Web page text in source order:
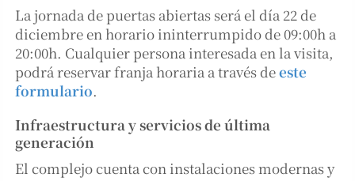
La jornada de puertas abiertas será el día 22 de
diciembre en horario ininterrumpido de 09:00h a
20:00h. Cualquier persona interesada en la visita,
podrá reservar franja horaria a través deeste
formulario.
Infraestructura y servicios de última
generación
El complejo cuenta con instalaciones modernas y